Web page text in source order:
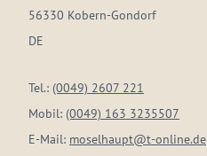
56330 Kobern-Gondorf
DE
Tel.: (0049) 2607 221
Mobil: (0049) 163 3235507
E-Mail: moselhaupt@t-online.de